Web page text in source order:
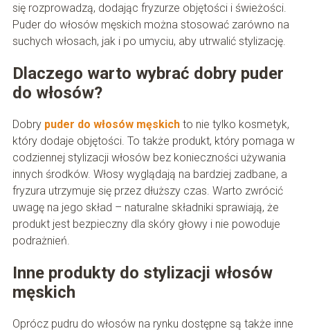
się rozprowadzą, dodając fryzurze objętości i świeżości.
Puder do włosów męskich można stosować zarówno na
suchych włosach, jak i po umyciu, aby utrwalić stylizację.
Dlaczego warto wybrać dobry puder
do włosów?
Dobry puder do włosów męskichto nie tylko kosmetyk,
który dodaje objętości. To także produkt, który pomaga w
codziennej stylizacji włosów bez konieczności używania
innych środków. Włosy wyglądają na bardziej zadbane, a
fryzura utrzymuje się przez dłuższy czas. Warto zwrócić
uwagę na jego skład – naturalne składniki sprawiają, że
produkt jest bezpieczny dla skóry głowy i nie powoduje
podrażnień.
Inne produkty do stylizacji włosów
męskich
Oprócz pudru do włosów na rynku dostępne są także inne